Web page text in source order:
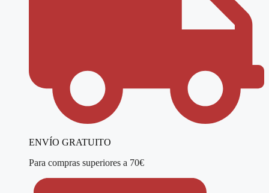
ENVÍO GRATUITO
Para compras superiores a 70€